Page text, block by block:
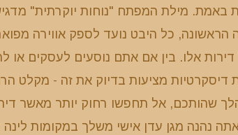
באמת. מילת המפתח "נוחות יוקרתית"
הראשונה, כל היבט נועד לספק אווירה
אלו. בין אם אתם נוסעים לעסקים
דיסקרטיות מציעות בדיוק את זה - מקלט
שהותכם, אל תחפשו רחוק יותר מאשר
נהנה מגן עדן אישי משלך במקומות